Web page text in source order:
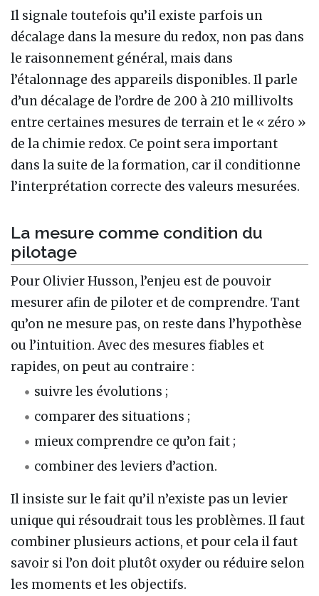
Il signale toutefois qu’il existe parfois un
décalage dans la mesure du redox, non pas dans
le raisonnement général, mais dans
l’étalonnage des appareils disponibles. Il parle
d’un décalage de l’ordre de 200 à 210 millivolts
entre certaines mesures de terrain et le « zéro »
de la chimie redox. Ce point sera important
dans la suite de la formation, car il conditionne
l’interprétation correcte des valeurs mesurées.
La mesure comme condition du
pilotage
Pour Olivier Husson, l’enjeu est de pouvoir
mesurer afin de piloter et de comprendre. Tant
qu’on ne mesure pas, on reste dans l’hypothèse
ou l’intuition. Avec des mesures fiables et
rapides, on peut au contraire :
suivre les évolutions ;
comparer des situations ;
mieux comprendre ce qu’on fait ;
combiner des leviers d’action.
Il insiste sur le fait qu’il n’existe pas un levier
unique qui résoudrait tous les problèmes. Il faut
combiner plusieurs actions, et pour cela il faut
savoir si l’on doit plutôt oxyder ou réduire selon
les moments et les objectifs.